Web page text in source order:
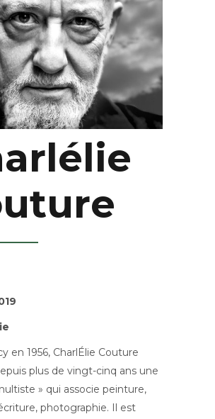
en 1956, CharlÉlie Couture
plus de vingt-cinq ans une
» qui associe peinture,
photographie. Il est